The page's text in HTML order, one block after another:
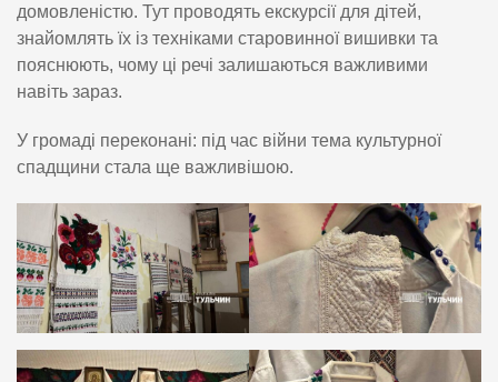
домовленістю. Тут проводять екскурсії для дітей,
знайомлять їх із техніками старовинної вишивки та
пояснюють, чому ці речі залишаються важливими
навіть зараз.
У громаді переконані: під час війни тема культурної
спадщини стала ще важливішою.